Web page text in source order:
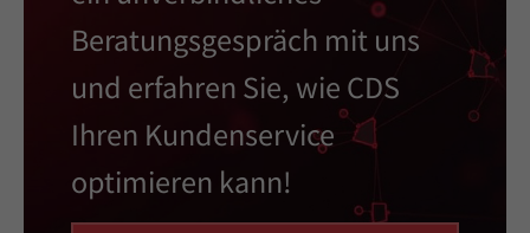
Beratungsgespräch mit uns
und erfahren Sie, wie CDS
Ihren Kundenservice
optimieren kann!